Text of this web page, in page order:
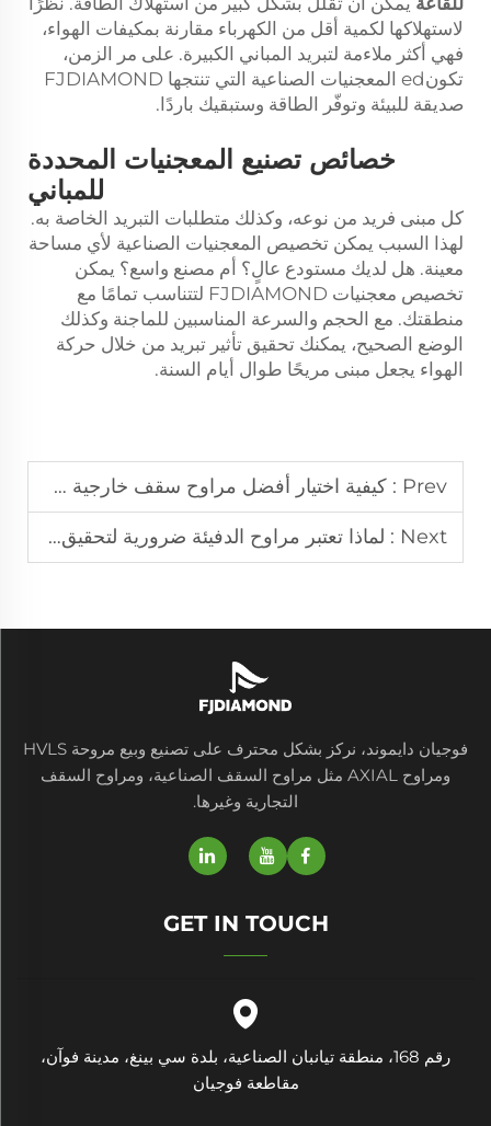
لاستهلاكها لكمية أقل من الكهرباء مقارنة بمكيفات الهواء،
فهي أكثر ملاءمة لتبريد المباني الكبيرة. على مر الزمن،
تكونed المعجنيات الصناعية التي تنتجها FJDIAMOND
صديقة للبيئة وتوفّر الطاقة وستبقيك باردًا.
خصائص تصنيع المعجنيات المحددة
للمباني
كل مبنى فريد من نوعه، وكذلك متطلبات التبريد الخاصة به.
لهذا السبب يمكن تخصيص المعجنيات الصناعية لأي مساحة
معينة. هل لديك مستودع عالٍ؟ أم مصنع واسع؟ يمكن
تخصيص معجنيات FJDIAMOND لتتناسب تمامًا مع
منطقتك. مع الحجم والسرعة المناسبين للماجنة وكذلك
الوضع الصحيح، يمكنك تحقيق تأثير تبريد من خلال حركة
الهواء يجعل مبنى مريحًا طوال أيام السنة.
Prev : كيفية اختيار أفضل مراوح سقف خارجية من حيث التقييم لضمان المتانة والأداء
Next : لماذا تعتبر مراوح الدفيئة ضرورية لتحقيق نمو نباتي مثالي وتدوير الهواء
فوجيان دايموند، نركز بشكل محترف على تصنيع وبيع مروحة HVLS
ومراوح AXIAL مثل مراوح السقف الصناعية، ومراوح السقف
التجارية وغيرها.
GET IN TOUCH
رقم 168، منطقة تيانبان الصناعية، بلدة سي بينغ، مدينة فوآن،
مقاطعة فوجيان